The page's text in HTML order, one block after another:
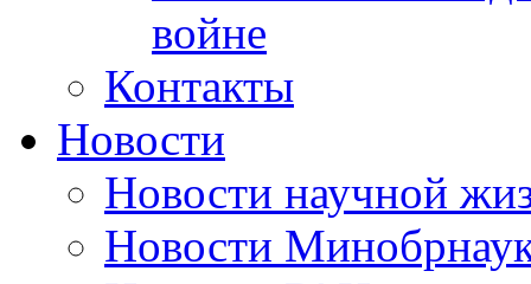
войне
Контакты
Новости
Новости научной
Новости